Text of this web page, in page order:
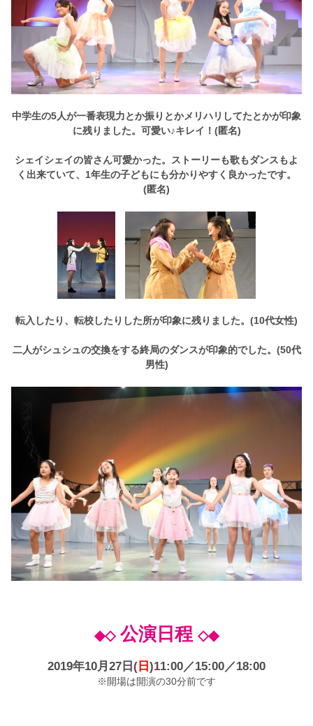
中学生の5人が一番表現力とか振りとかメリハリしてたとかが印象
に残りました。可愛い♪キレイ！(匿名)
シェイシェイの皆さん可愛かった。ストーリーも歌もダンスもよ
く出来ていて、1年生の子どもにも分かりやすく良かったです。
(匿名)
転入したり、転校したりした所が印象に残りました。(10代女性)
二人がシュシュの交換をする終局のダンスが印象的でした。(50代
男性)
◆◇公演日程 ◇◆
2019年10月27日(日)11:00／15:00／18:00
※開場は開演の30分前です